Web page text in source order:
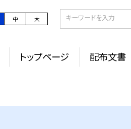
中 大
トップページ 配布文書